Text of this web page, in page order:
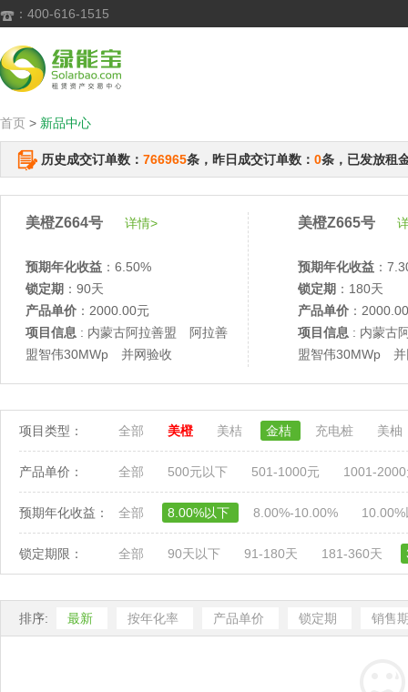
 ：400-616-1515
首页 > 新品中心
历史成交订单数： 766965条，昨日成交订单数： 0条，已发放租
美橙Z664号 详情>
预期年化收益 ：6.50%
锁定期 ：90天
产品单价 ：2000.00元
项目信息 : 内蒙古阿拉善盟 阿拉善
盟智伟30MWp 并网验收
美橙Z665号
预期年化收益 ：
锁定期 ：180天
产品单价 ：
项目信息 : 内蒙古
盟智伟30MWp 并
项目类型： 全部 美橙 美桔 金桔 充电桩 美柚
产品单价： 全部 500元以下 501-1000元 1001-
预期年化收益： 全部 8.00%以下 8.00%-10.00%
锁定期限： 全部 90天以下 91-180天 181-360天
排序: 最新 按年化率 产品单价 锁定期 销售